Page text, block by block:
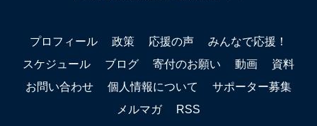
プロフィール 政策 応援の声
みんなで応援！
スケジュール
ブログ 寄付のお願い 動画
資料
お問い合わせ
個人情報について
サポーター募集
メルマガ
RSS